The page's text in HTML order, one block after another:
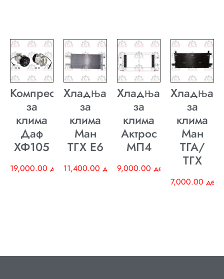
Компресор
за
клима
Даф
ХФ105
19,000.00 ден
Хладњак
за
клима
Ман
ТГХ E6
11,400.00 ден
Хладњак
за
клима
Актрос
МП4
9,000.00 ден
Хладњак
за
клима
Ман
ТГА/
ТГХ
7,000.00 ден